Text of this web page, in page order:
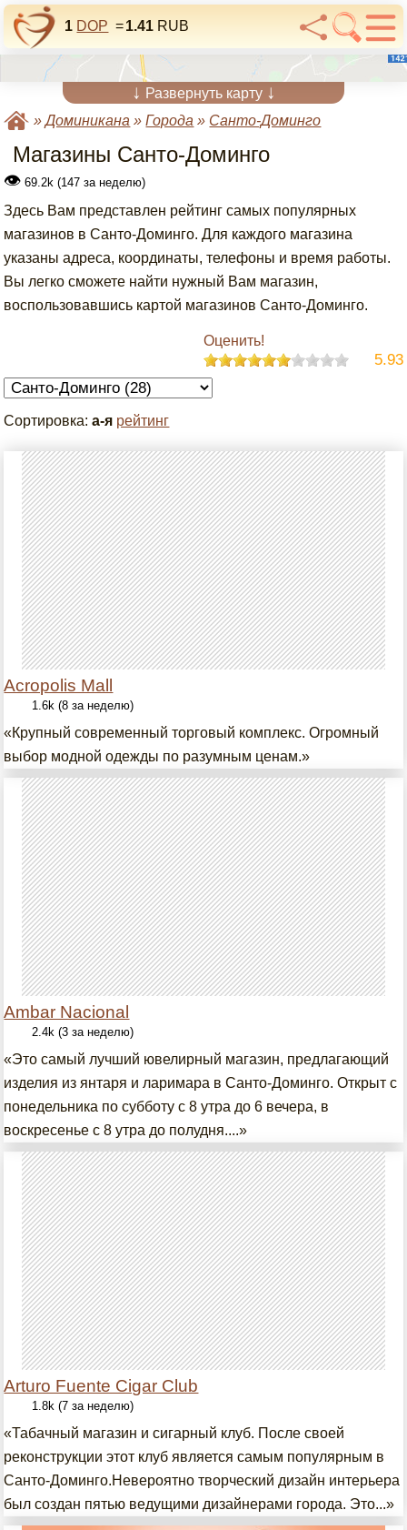
1 DOP =1.41 RUB
↓ Развернуть карту ↓
»Доминикана »Города » Санто-Доминго
Магазины Санто-Доминго
👁 69.2k (147 за неделю)
Здесь Вам представлен рейтинг самых популярных
магазинов в Санто-Доминго. Для каждого магазина
указаны адреса, координаты, телефоны и время работы.
Вы легко сможете найти нужный Вам магазин,
воспользовавшись картой магазинов Санто-Доминго.
Оценить!
5.93
Сортировка:а-я рейтинг
Acropolis Mall
1.6k (8 за неделю)
«Крупный современный торговый комплекс. Огромный
выбор модной одежды по разумным ценам.»
Ambar Nacional
2.4k (3 за неделю)
«Это самый лучший ювелирный магазин, предлагающий
изделия из янтаря и ларимара в Санто-Доминго. Открыт с
понедельника по субботу с 8 утра до 6 вечера, в
воскресенье с 8 утра до полудня....»
Arturo Fuente Cigar Club
1.8k (7 за неделю)
«Табачный магазин и сигарный клуб. После своей
реконструкции этот клуб является самым популярным в
Санто-Доминго.Невероятно творческий дизайн интерьера
был создан пятью ведущими дизайнерами города. Это...»